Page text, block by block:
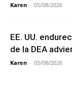
Karen - 05/08/2026
EE. UU.
de la DEA
Karen - 05/08/2026